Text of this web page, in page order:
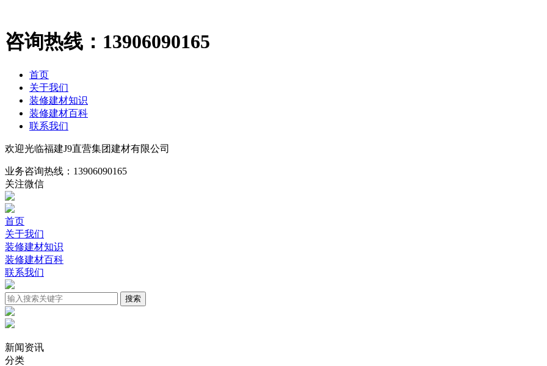
咨询热线： 13906090165
首页
关于我们
装修建材知识
装修建材百科
联系我们
欢迎光临福建J9直营集团建材有限公司
业务咨询热线： 13906090165
关注微信
首页
关于我们
装修建材知识
装修建材百科
联系我们
新闻资讯
分类